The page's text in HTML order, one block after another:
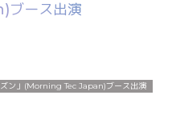
ース出演
ン」(Morning Tec Japan)ブース出演